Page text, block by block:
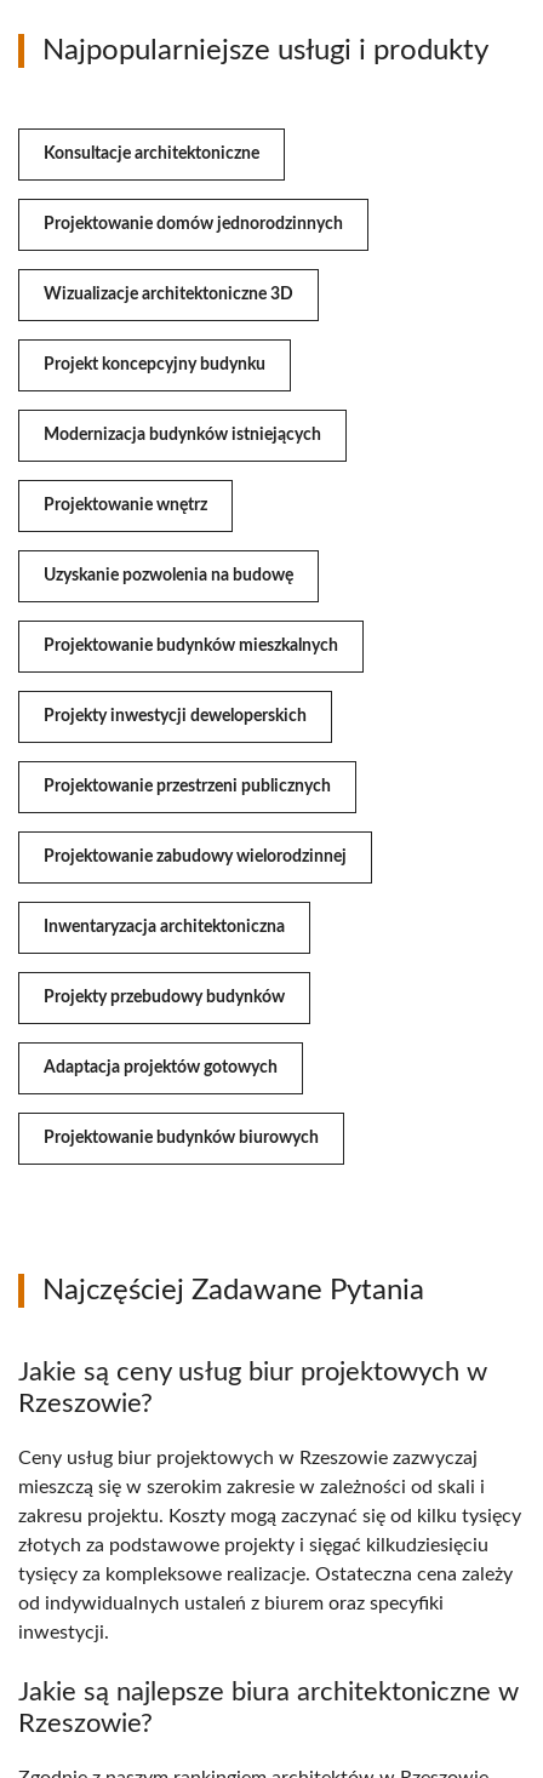
Najpopularniejsze usługi i produkty
Konsultacje architektoniczne
Projektowanie domów jednorodzinnych
Wizualizacje architektoniczne 3D
Projekt koncepcyjny budynku
Modernizacja budynków istniejących
Projektowanie wnętrz
Uzyskanie pozwolenia na budowę
Projektowanie budynków mieszkalnych
Projekty inwestycji deweloperskich
Projektowanie przestrzeni publicznych
Projektowanie zabudowy wielorodzinnej
Inwentaryzacja architektoniczna
Projekty przebudowy budynków
Adaptacja projektów gotowych
Projektowanie budynków biurowych
Najczęściej Zadawane Pytania
Jakie są ceny usług biur projektowych w
Rzeszowie?
Ceny usług biur projektowych w Rzeszowie zazwyczaj
mieszczą się w szerokim zakresie w zależności od skali i
zakresu projektu. Koszty mogą zaczynać się od kilku tysięcy
złotych za podstawowe projekty i sięgać kilkudziesięciu
tysięcy za kompleksowe realizacje. Ostateczna cena zależy
od indywidualnych ustaleń z biurem oraz specyfiki
inwestycji.
Jakie są najlepsze biura architektoniczne w
Rzeszowie?